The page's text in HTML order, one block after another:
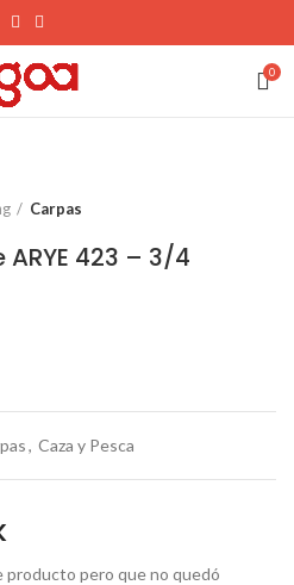
0
Carpas
423 – 3/4
, Caza y Pesca
producto pero que no quedó